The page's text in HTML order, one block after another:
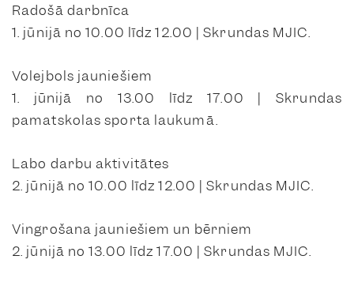
Radošā darbnīca
1. jūnijā no 10.00 līdz 12.00 | Skrundas MJIC.
Volejbols jauniešiem
1. jūnijā no 13.00 līdz 17.00 | Skrundas
pamatskolas sporta laukumā.
Labo darbu aktivitātes
2. jūnijā no 10.00 līdz 12.00 | Skrundas MJIC.
Vingrošana jauniešiem un bērniem
2. jūnijā no 13.00 līdz 17.00 | Skrundas MJIC.